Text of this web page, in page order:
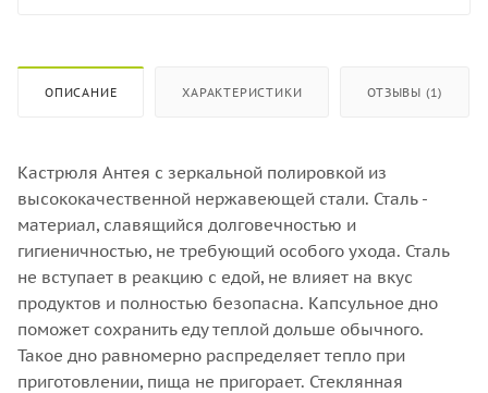
ОПИСАНИЕ ХАРАКТЕРИСТИКИ ОТЗЫВЫ (1)
Кастрюля Антея с зеркальной полировкой из
высококачественной нержавеющей стали. Сталь -
материал, славящийся долговечностью и
гигиеничностью, не требующий особого ухода. Сталь
не вступает в реакцию с едой, не влияет на вкус
продуктов и полностью безопасна. Капсульное дно
поможет сохранить еду теплой дольше обычного.
Такое дно равномерно распределяет тепло при
приготовлении, пища не пригорает. Стеклянная